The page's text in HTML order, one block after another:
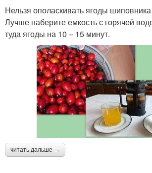
Нельзя ополаскивать ягоды
Лучше наберите емкость с горячей
туда ягоды на 10 – 15 минут.
читать дальше →